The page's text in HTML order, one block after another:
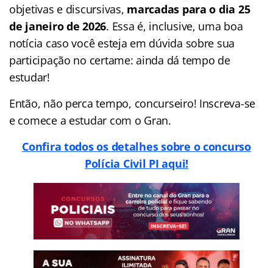
objetivas e discursivas, marcadas para o dia 25
de janeiro de 2026. Essa é, inclusive, uma boa
notícia caso você esteja em dúvida sobre sua
participação no certame: ainda dá tempo de
estudar!
Então, não perca tempo, concurseiro! Inscreva-se
e comece a estudar com o Gran.
Confira todos os detalhes sobre o concurso
Polícia Civil PI aqui!